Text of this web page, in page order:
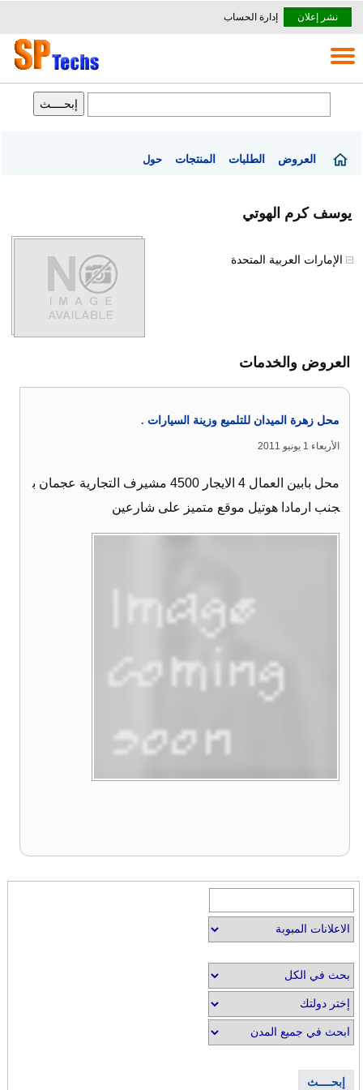
نشر إعلان إدارة الحساب
العروض الطلبات المنتجات حول
يوسف كرم الهوتي
الإمارات العربية المتحدة
العروض والخدمات
محل زهرة الميدان للتلميع وزينة السيارات .
الأربعاء 1 يونيو 2011
محل بابين العمال 4 الايجار 4500 مشيرف التجارية عجمان ب
جنب ارمادا هوتيل موقع متميز على شارعين
إبحــــث